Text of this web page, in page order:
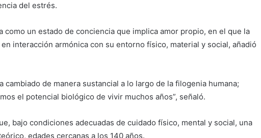
del estrés.
como un estado de conciencia que implica amor propio, en el que la
interacción armónica con su entorno físico, material y social, añadió
cambiado de manera sustancial a lo largo de la filogenia humana;
el potencial biológico de vivir muchos años”, señaló.
bajo condiciones adecuadas de cuidado físico, mental y social, una
edades cercanas a los 140 años.